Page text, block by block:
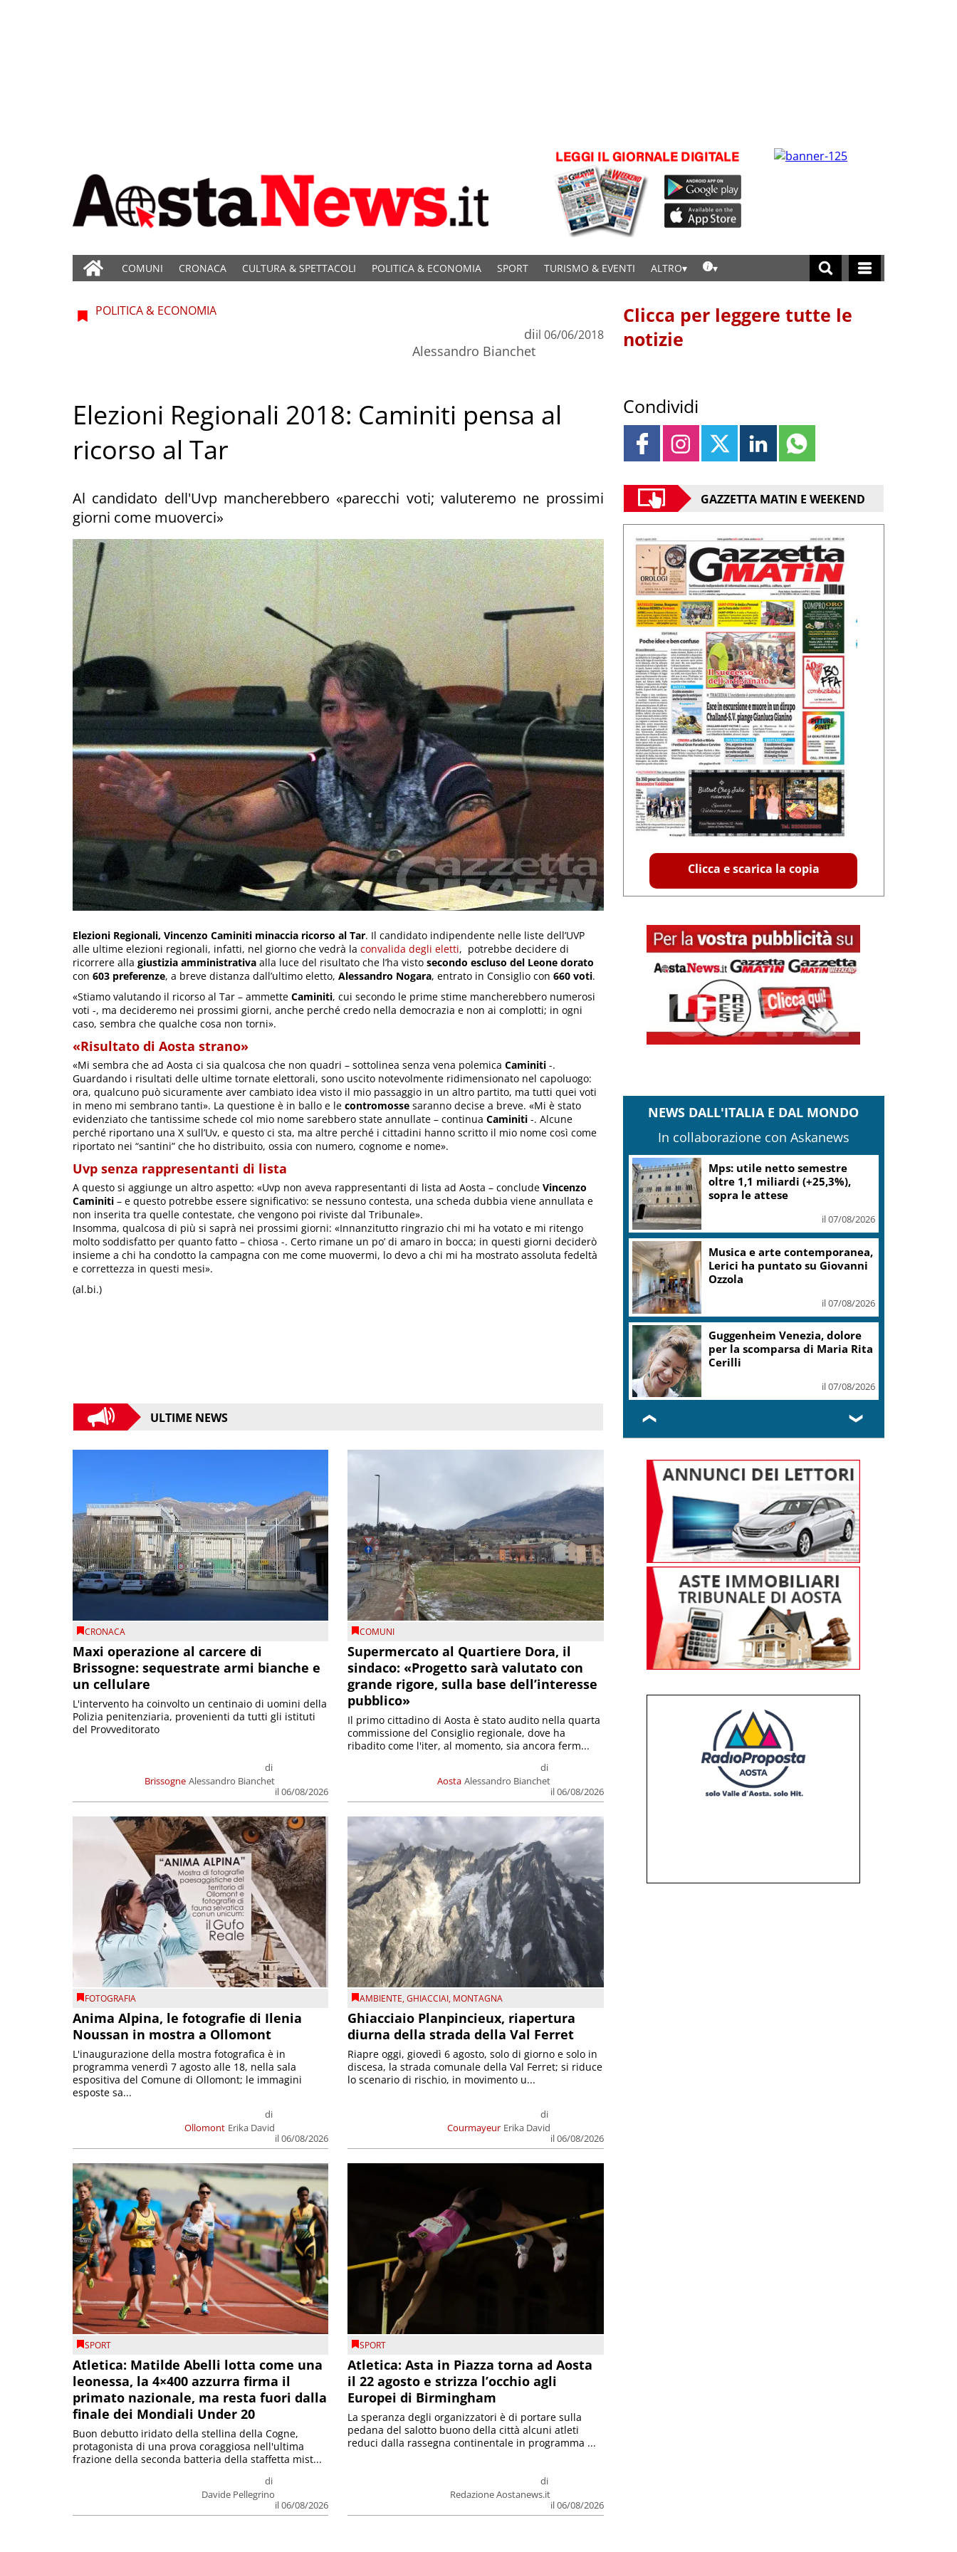
COMUNI CRONACA CULTURA & SPETTACOLI POLITICA & ECONOMIA SPORT TURISMO & EVENTI ALTRO
POLITICA & ECONOMIA
di
Alessandro Bianchet
il 06/06/2018
Elezioni Regionali 2018: Caminiti pensa al
ricorso al Tar
Al candidato dell'Uvp mancherebbero «parecchi voti; valuteremo ne prossimi
giorni come muoverci»
Elezioni Regionali, Vincenzo Caminiti minaccia ricorso al Tar. Il candidato indipendente nelle liste dell’UVP
alle ultime elezioni regionali, infatti, nel giorno che vedrà la convalida degli eletti, potrebbe decidere di
ricorrere alla giustizia amministrativa alla luce del risultato che l’ha visto secondo escluso del Leone dorato
con 603 preferenze, a breve distanza dall’ultimo eletto, Alessandro Nogara, entrato in Consiglio con 660 voti.
«Stiamo valutando il ricorso al Tar – ammette Caminiti, cui secondo le prime stime mancherebbero numerosi
voti -, ma decideremo nei prossimi giorni, anche perché credo nella democrazia e non ai complotti; in ogni
caso, sembra che qualche cosa non torni».
«Risultato di Aosta strano»
«Mi sembra che ad Aosta ci sia qualcosa che non quadri – sottolinea senza vena polemica Caminiti -.
Guardando i risultati delle ultime tornate elettorali, sono uscito notevolmente ridimensionato nel capoluogo:
ora, qualcuno può sicuramente aver cambiato idea visto il mio passaggio in un altro partito, ma tutti quei voti
in meno mi sembrano tanti». La questione è in ballo e le contromosse saranno decise a breve. «Mi è stato
evidenziato che tantissime schede col mio nome sarebbero state annullate – continua Caminiti -. Alcune
perché riportano una X sull’Uv, e questo ci sta, ma altre perché i cittadini hanno scritto il mio nome così come
riportato nei “santini” che ho distribuito, ossia con numero, cognome e nome».
Uvp senza rappresentanti di lista
A questo si aggiunge un altro aspetto: «Uvp non aveva rappresentanti di lista ad Aosta – conclude Vincenzo
Caminiti – e questo potrebbe essere significativo: se nessuno contesta, una scheda dubbia viene annullata e
non inserita tra quelle contestate, che vengono poi riviste dal Tribunale».
Insomma, qualcosa di più si saprà nei prossimi giorni: «Innanzitutto ringrazio chi mi ha votato e mi ritengo
molto soddisfatto per quanto fatto – chiosa -. Certo rimane un po’ di amaro in bocca; in questi giorni deciderò
insieme a chi ha condotto la campagna con me come muovermi, lo devo a chi mi ha mostrato assoluta fedeltà
e correttezza in questi mesi».
(al.bi.)
ULTIME NEWS
CRONACA
Maxi operazione al carcere di
Brissogne: sequestrate armi bianche e
un cellulare
Brissogne
di
Alessandro Bianchet
il 06/08/2026
L'intervento ha coinvolto un centinaio di uomini della
Polizia penitenziaria, provenienti da tutti gli istituti
del Provveditorato
COMUNI
Supermercato al Quartiere Dora, il
sindaco: «Progetto sarà valutato con
grande rigore, sulla base dell’interesse
pubblico»
Aosta
di
Alessandro Bianchet
il 06/08/2026
Il primo cittadino di Aosta è stato audito nella quarta
commissione del Consiglio regionale, dove ha
ribadito come l'iter, al momento, sia ancora ferm...
FOTOGRAFIA
Anima Alpina, le fotografie di Ilenia
Noussan in mostra a Ollomont
Ollomont
di
Erika David
il 06/08/2026
L'inaugurazione della mostra fotografica è in
programma venerdì 7 agosto alle 18, nella sala
espositiva del Comune di Ollomont; le immagini
esposte sa...
AMBIENTE,GHIACCIAI, MONTAGNA
Ghiacciaio Planpincieux, riapertura
diurna della strada della Val Ferret
Courmayeur
di
Erika David
il 06/08/2026
Riapre oggi, giovedì 6 agosto, solo di giorno e solo in
discesa, la strada comunale della Val Ferret; si riduce
lo scenario di rischio, in movimento u...
SPORT
Atletica: Matilde Abelli lotta come una
leonessa, la 4×400 azzurra firma il
primato nazionale, ma resta fuori dalla
finale dei Mondiali Under 20
di
Davide Pellegrino
il 06/08/2026
Buon debutto iridato della stellina della Cogne,
protagonista di una prova coraggiosa nell'ultima
frazione della seconda batteria della staffetta mist...
SPORT
Atletica: Asta in Piazza torna ad Aosta
il 22 agosto e strizza l’occhio agli
Europei di Birmingham
di
Redazione Aostanews.it
il 06/08/2026
La speranza degli organizzatori è di portare sulla
pedana del salotto buono della città alcuni atleti
reduci dalla rassegna continentale in programma ...
Clicca per leggere tutte le
notizie
Condividi
GAZZETTA MATIN E WEEKEND
Clicca e scarica la copia
NEWS DALL'ITALIA E DAL MONDO
In collaborazione con Askanews
Bitdefender: popolarità de
L’Odissea usata per diffondere
malware
il 06/08/2026
Da Miami alla Costa Smeralda:
Twiga Porto Cervo ospita
E11EVEN
il 06/08/2026
Covid, ‘Conte-day’ in
commissione: “non sono un
eroe ma un uomo corretto,
il 06/08/2026